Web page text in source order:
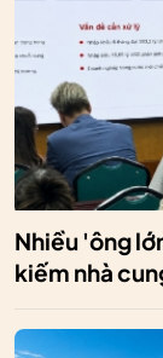
Nhiều 'ông
kiếm nhà